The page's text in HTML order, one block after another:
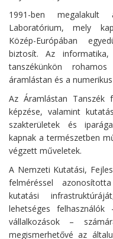
1991-ben
Laboratórium, mely
Közép-Európában
biztosít. Az informatika,
tanszékünkön
áramlástan és a
Az Áramlástan
képzése, valamint
szakterületek és
kapnak a természetben
végzett műveletek.
A Nemzeti Kutatási,
felméréssel
kutatási
lehetséges
vállalkozások –
megismerhetővé az